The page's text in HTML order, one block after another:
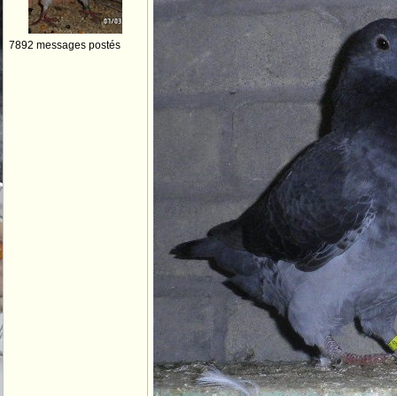
7892 messages postés